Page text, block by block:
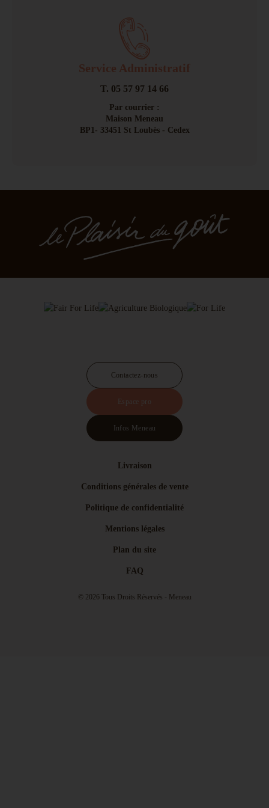
Service Administratif
T. 05 57 97 14 66
Par courrier :
Maison Meneau
BP1- 33451 St Loubès - Cedex
Livraison
Conditions générales de vente
Politique de confidentialité
Mentions légales
Plan du site
FAQ
Contactez-nous
Espace pro
Infos Meneau
© 2026 Tous Droits Réservés - Meneau